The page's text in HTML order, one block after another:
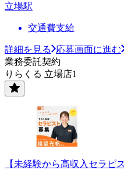
立場駅
交通費支給
詳細を見る
応募画面に進む
業務委託契約
りらくる 立場店1
【未経験から高収入セラピ